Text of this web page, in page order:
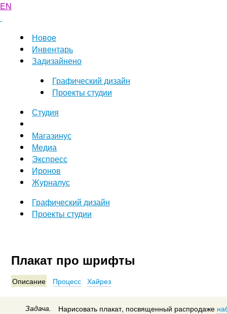
EN
Новое
Инвентарь
Задизайнено
Графический дизайн
Проекты студии
Студия
Магазинус
Медиа
Экспресс
Иронов
Журналус
Графический дизайн
Проекты студии
Плакат про шрифты
Описание Процесс Хайрез
Задача. Нарисовать плакат, посвященный распродаже